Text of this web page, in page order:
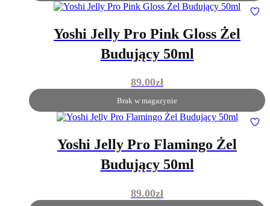
Yoshi Jelly Pro Pink Gloss Żel
Budujący 50ml
89.00zł
Brak w magazynie
Yoshi Jelly Pro Flamingo Żel
Budujący 50ml
89.00zł